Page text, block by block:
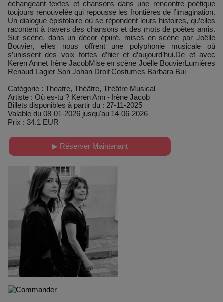
échangeant textes et chansons dans une rencontre poétique
toujours renouvelée qui repousse les frontières de l’imagination.
Un dialogue épistolaire où se répondent leurs histoires, qu’elles
racontent à travers des chansons et des mots de poètes amis.
Sur scène, dans un décor épuré, mises en scène par Joëlle
Bouvier, elles nous offrent une polyphonie musicale où
s’unissent des voix fortes d’hier et d’aujourd’hui.De et avec
Keren Annet Irène JacobMise en scène Joëlle BouvierLumières
Renaud Lagier Son Johan Droit Costumes Barbara Bui
Catégorie : Theatre, Théâtre, Théâtre Musical
Artiste : Où es-tu ? Keren Ann - Irène Jacob
Billets disponibles à partir du : 27-11-2025
Valable du 08-01-2026 jusqu'au 14-06-2026
Prix : 34.1 EUR
▶ Réserver Maintenant